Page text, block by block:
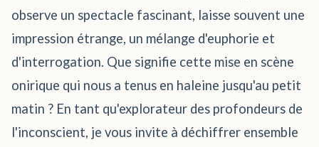
observe un spectacle fascinant, laisse souvent une
impression étrange, un mélange d'euphorie et
d'interrogation. Que signifie cette mise en scène
onirique qui nous a tenus en haleine jusqu'au petit
matin ? En tant qu'explorateur des profondeurs de
l'inconscient, je vous invite à déchiffrer ensemble